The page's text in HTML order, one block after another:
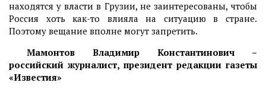
находятся у власти в Грузии, не заинтересованы, чтобы
Россия хоть как-то влияла на ситуацию в стране.
Поэтому вещание вполне могут запретить.
Мамонтов Владимир Константинович –
российский журналист, президент редакции газеты
«Известия»